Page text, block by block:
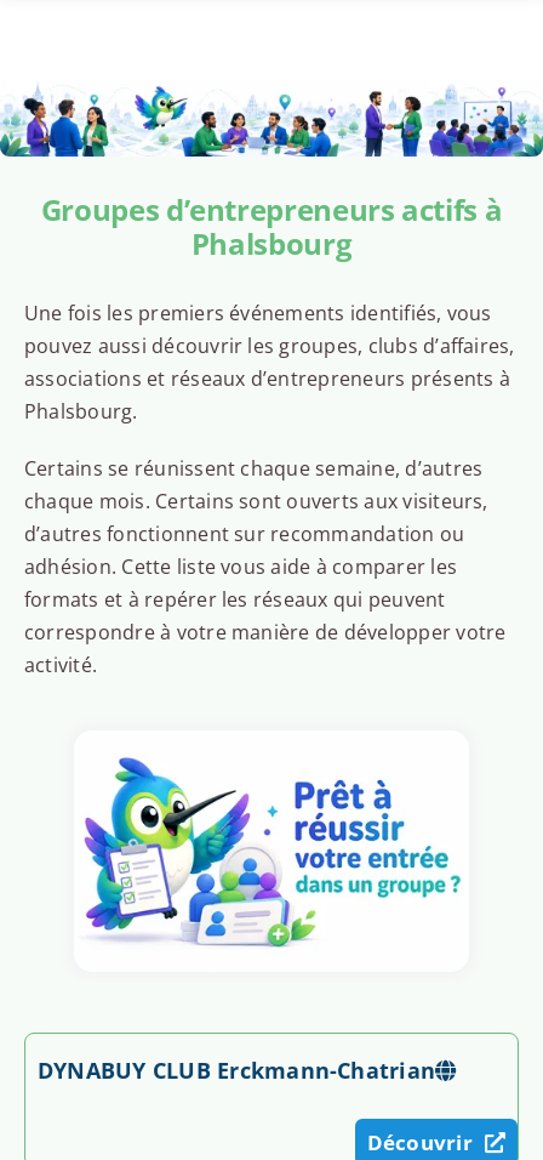
Groupes d’entrepreneurs actifs à
Phalsbourg
Une fois les premiers événements identifiés, vous
pouvez aussi découvrir les groupes, clubs d’affaires,
associations et réseaux d’entrepreneurs présents à
Phalsbourg.
Certains se réunissent chaque semaine, d’autres
chaque mois. Certains sont ouverts aux visiteurs,
d’autres fonctionnent sur recommandation ou
adhésion. Cette liste vous aide à comparer les
formats et à repérer les réseaux qui peuvent
correspondre à votre manière de développer votre
activité.
DYNABUY CLUB Erckmann-Chatrian
Découvrir